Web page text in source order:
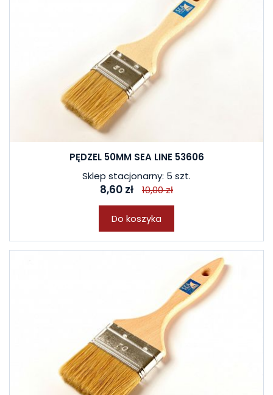
PĘDZEL 50MM SEA LINE 53606
Sklep stacjonarny: 5 szt.
8,60 zł 10,00 zł
Do koszyka